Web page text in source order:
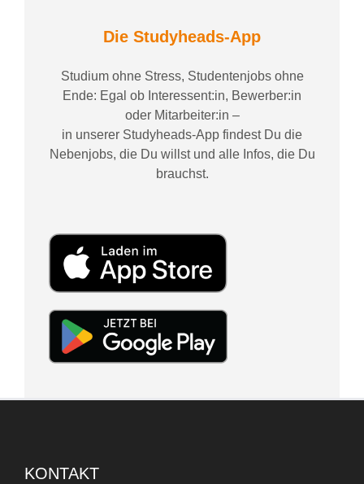
Die Studyheads-App
Studium ohne Stress, Studentenjobs ohne
Ende: Egal ob Interessent:in, Bewerber:in
oder Mitarbeiter:in –
in unserer Studyheads-App findest Du die
Nebenjobs, die Du willst und alle Infos, die Du
brauchst.
KONTAKT